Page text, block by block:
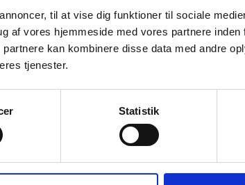
til at vise dig funktioner til sociale
af vores hjemmeside med vores partnere inden
kan kombinere disse data med andre
tjenester.
Statistik